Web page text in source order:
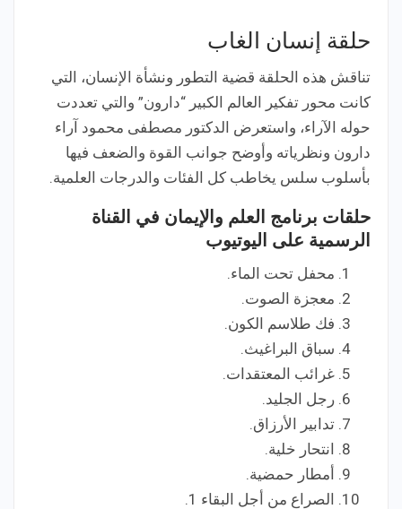
حلقة إنسان الغاب
تناقش هذه الحلقة قضية التطور ونشأة الإنسان، التي
كانت محور تفكير العالم الكبير “دارون” والتي تعددت
حوله الآراء، واستعرض الدكتور مصطفى محمود آراء
دارون ونظرياته وأوضح جوانب القوة والضعف فيها
بأسلوب سلس يخاطب كل الفئات والدرجات العلمية.
حلقات برنامج العلم والإيمان في القناة
الرسمية على اليوتيوب
محفل تحت الماء.
معجزة الصوت.
فك طلاسم الكون.
سباق البراغيث.
غرائب المعتقدات.
رجل الجليد.
تدابير الأرزاق.
انتحار خلية.
أمطار حمضية.
الصراع من أجل البقاء 1.